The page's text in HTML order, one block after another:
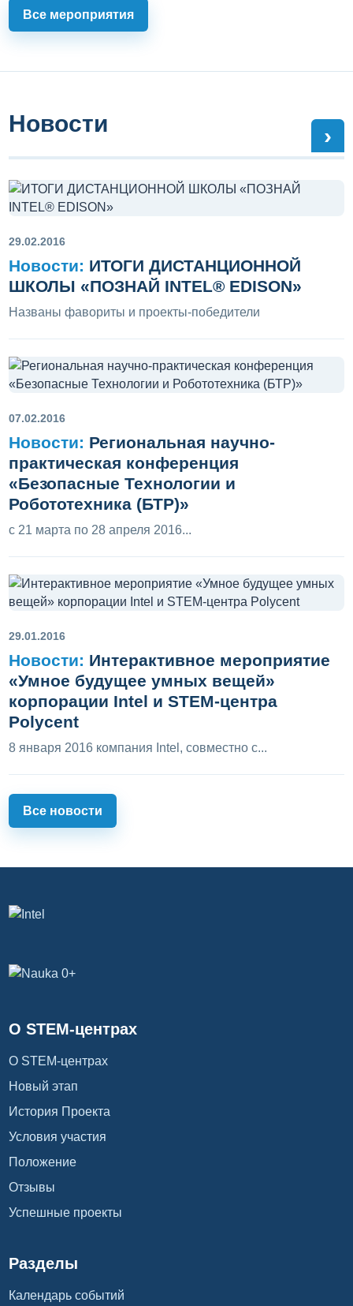
Все мероприятия
Новости ›
29.02.2016
Новости: ИТОГИ ДИСТАНЦИОННОЙ
ШКОЛЫ «ПОЗНАЙ INTEL® EDISON»
Названы фавориты и проекты-победители
07.02.2016
Новости: Региональная научно-
практическая конференция
«Безопасные Технологии и
Робототехника (БТР)»
с 21 марта по 28 апреля 2016...
29.01.2016
Новости: Интерактивное мероприятие
«Умное будущее умных вещей»
корпорации Intel и STEM-центра
Polycent
8 января 2016 компания Intel, совместно с...
Все новости
О STEM-центрах
О STEM-центрах
Новый этап
История Проекта
Условия участия
Положение
Отзывы
Успешные проекты
Разделы
Календарь событий